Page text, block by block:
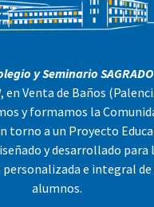
y Seminario SAGRADO
, en Venta de Baños
y formamos la
torno a un Proyecto
y desarrollado para
e integral de
alumnos.